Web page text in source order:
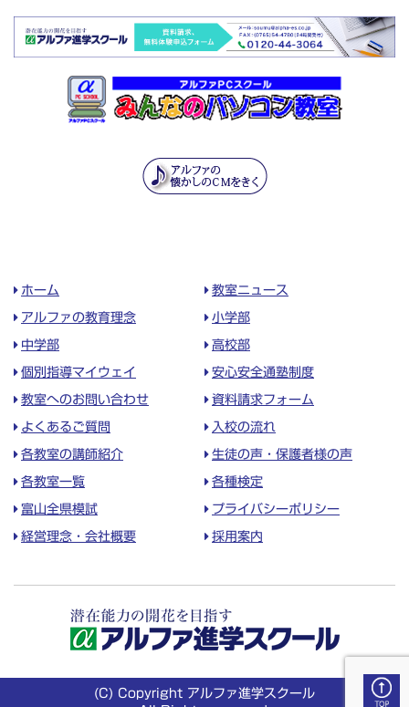
ホーム 教室ニュース
アルファの教育理念 小学部
中学部 高校部
個別指導マイウェイ 安心安全通塾制度
教室へのお問い合わせ 資料請求フォーム
よくあるご質問 入校の流れ
各教室の講師紹介 生徒の声・保護者様の声
各教室一覧 各種検定
富山全県模試 プライバシーポリシー
経営理念・会社概要 採用案内
(C) Copyright アルファ進学スクール